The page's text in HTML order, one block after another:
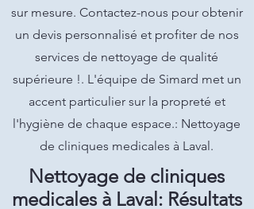
sur mesure. Contactez-nous pour obtenir
un devis personnalisé et profiter de nos
services de nettoyage de qualité
supérieure !. L'équipe de Simard met un
accent particulier sur la propreté et
l'hygiène de chaque espace.: Nettoyage
de cliniques medicales à Laval.
Nettoyage de cliniques
medicales à Laval: Résultats